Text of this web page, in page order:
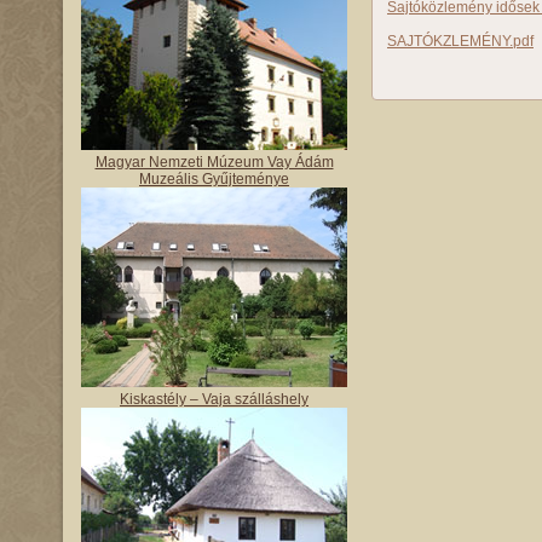
Magyar Nemzeti Múzeum Vay Ádám
Muzeális Gyűjteménye
Kiskastély – Vaja szálláshely
Sajtóközlemény
SAJTÓKZLEMÉNY.pdf